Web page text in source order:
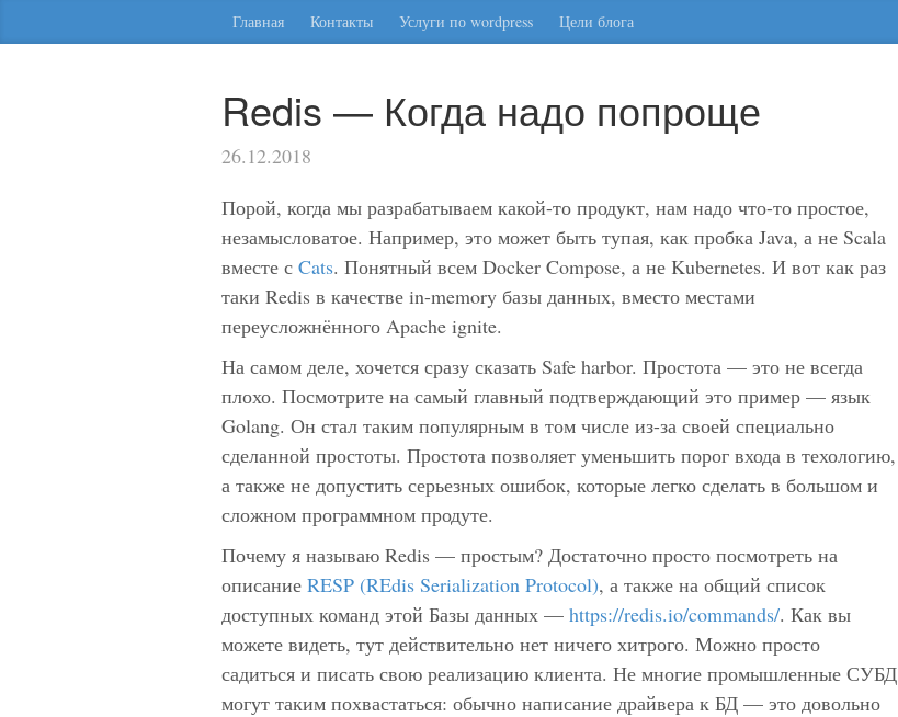
Главная Контакты Услуги по wordpress Цели блога
Redis — Когда надо попроще
26.12.2018
Порой, когда мы разрабатываем какой-то продукт, нам надо что-то простое,
незамысловатое. Например, это может быть тупая, как пробка Java, а не Scala
вместе с Cats. Понятный всем Docker Compose, а не Kubernetes. И вот как раз
таки Redis в качестве in-memory базы данных, вместо местами
переусложнённого Apache ignite.
На самом деле, хочется сразу сказать Safe harbor. Простота — это не всегда
плохо. Посмотрите на самый главный подтверждающий это пример — язык
Golang. Он стал таким популярным в том числе из-за своей специально
сделанной простоты. Простота позволяет уменьшить порог входа в техологию,
а также не допустить серьезных ошибок, которые легко сделать в большом и
сложном программном продуте.
Почему я называю Redis — простым? Достаточно просто посмотреть на
описание RESP (REdis Serialization Protocol), а также на общий список
доступных команд этой Базы данных — https://redis.io/commands/. Как вы
можете видеть, тут действительно нет ничего хитрого. Можно просто
садиться и писать свою реализацию клиента. Не многие промышленные СУБД
могут таким похвастаться: обычно написание драйвера к БД — это довольно